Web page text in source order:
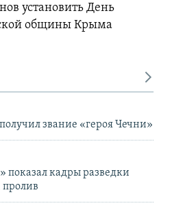
установить День
общины Крыма
звание «героя Чечни»
показал кадры разведки
пролив